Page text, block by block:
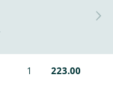
1 223.00